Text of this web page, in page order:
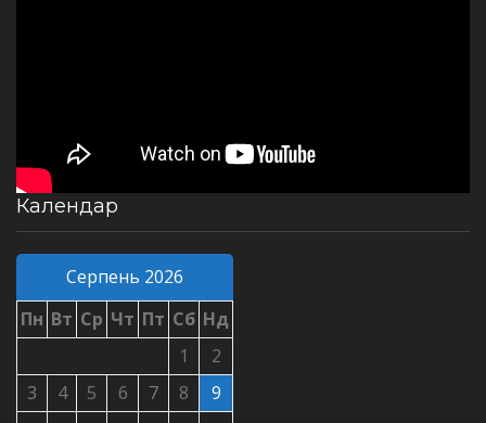
Календар
Серпень 2026
Пн Вт Ср Чт Пт Сб Нд
1
2
3
4 5 6 7 8
9